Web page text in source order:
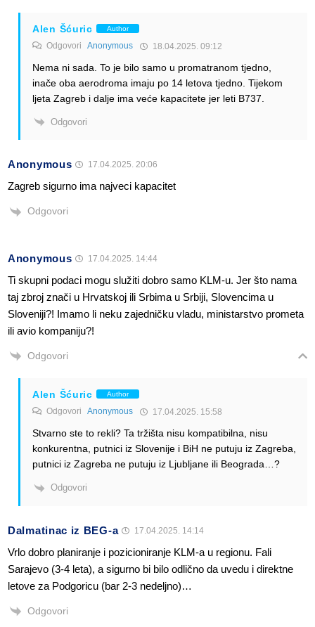
Alen Šćuric Author
Odgovori Anonymous 18.04.2025. 09:12
Nema ni sada. To je bilo samo u promatranom tjedno,
inače oba aerodroma imaju po 14 letova tjedno. Tijekom
ljeta Zagreb i dalje ima veće kapacitete jer leti B737.
Odgovori
Anonymous 17.04.2025. 20:06
Zagreb sigurno ima najveci kapacitet
Odgovori
Anonymous 17.04.2025. 14:44
Ti skupni podaci mogu služiti dobro samo KLM-u. Jer što nama
taj zbroj znači u Hrvatskoj ili Srbima u Srbiji, Slovencima u
Sloveniji?! Imamo li neku zajedničku vladu, ministarstvo prometa
ili avio kompaniju?!
Odgovori
Alen Šćuric Author
Odgovori Anonymous 17.04.2025. 15:58
Stvarno ste to rekli? Ta tržišta nisu kompatibilna, nisu
konkurentna, putnici iz Slovenije i BiH ne putuju iz Zagreba,
putnici iz Zagreba ne putuju iz Ljubljane ili Beograda…?
Odgovori
Dalmatinac iz BEG-a 17.04.2025. 14:14
Vrlo dobro planiranje i pozicioniranje KLM-a u regionu. Fali
Sarajevo (3-4 leta), a sigurno bi bilo odlično da uvedu i direktne
letove za Podgoricu (bar 2-3 nedeljno)…
Odgovori